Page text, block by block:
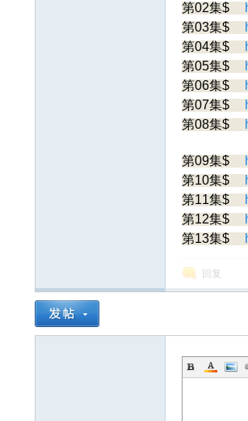
第02集$
第03集$
第04集$
第05集$
第06集$
第07集$
第08集$
第09集$
第10集$
第11集$
第12集$
第13集$
回复